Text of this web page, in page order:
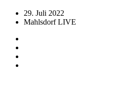
29. Juli 2022
Mahlsdorf LIVE